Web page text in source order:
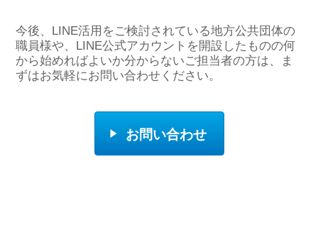
今後、LINE活用をご検討されている地方公共団体の
職員様や、LINE公式アカウントを開設したものの何
から始めればよいか分からないご担当者の方は、ま
ずはお気軽にお問い合わせください。
お問い合わせ